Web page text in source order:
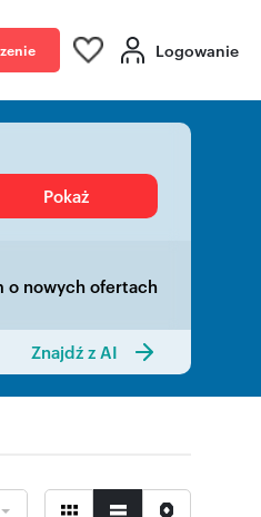
Logowanie
Pokaż
o nowych ofertach
Znajdź z AI